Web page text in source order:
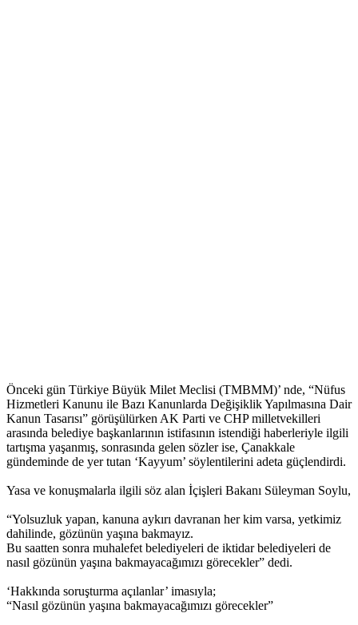
Önceki gün Türkiye Büyük Milet Meclisi (TMBMM)’ nde, “Nüfus
Hizmetleri Kanunu ile Bazı Kanunlarda Değişiklik Yapılmasına Dair
Kanun Tasarısı” görüşülürken AK Parti ve CHP milletvekilleri
arasında belediye başkanlarının istifasının istendiği haberleriyle ilgili
tartışma yaşanmış, sonrasında gelen sözler ise, Çanakkale
gündeminde de yer tutan ‘Kayyum’ söylentilerini adeta güçlendirdi.
Yasa ve konuşmalarla ilgili söz alan İçişleri Bakanı Süleyman Soylu,
“Yolsuzluk yapan, kanuna aykırı davranan her kim varsa, yetkimiz
dahilinde, gözünün yaşına bakmayız.
Bu saatten sonra muhalefet belediyeleri de iktidar belediyeleri de
nasıl gözünün yaşına bakmayacağımızı görecekler” dedi.
‘Hakkında soruşturma açılanlar’ imasıyla;
“Nasıl gözünün yaşına bakmayacağımızı görecekler”